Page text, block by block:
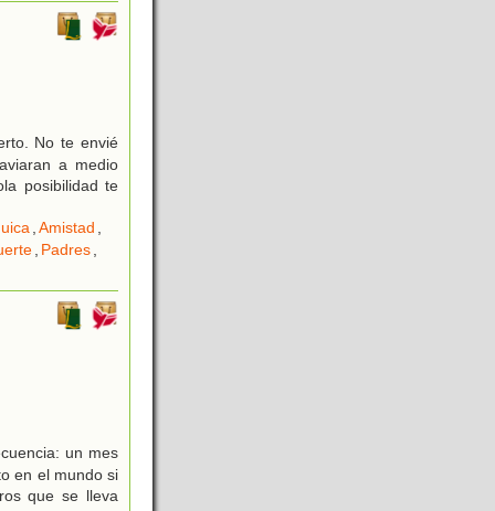
No te envié
a medio
posibilidad te
,Amistad ,
, Padres,
un mes
en el mundo si
que se lleva